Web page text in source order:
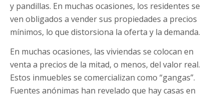
y pandillas. En muchas ocasiones, los residentes se
ven obligados a vender sus propiedades a precios
mínimos, lo que distorsiona la oferta y la demanda.
En muchas ocasiones, las viviendas se colocan en
venta a precios de la mitad, o menos, del valor real.
Estos inmuebles se comercializan como “gangas”.
Fuentes anónimas han revelado que hay casas en